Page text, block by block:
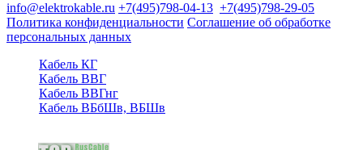
info@elektrokable.ru +7(495)798-04-13 +7(495)798-29-05
Политика конфиденциальности Соглашение об обработке
персональных данных
Кабель КГ
Кабель ВВГ
Кабель ВВГнг
Кабель ВБбШв, ВБШв